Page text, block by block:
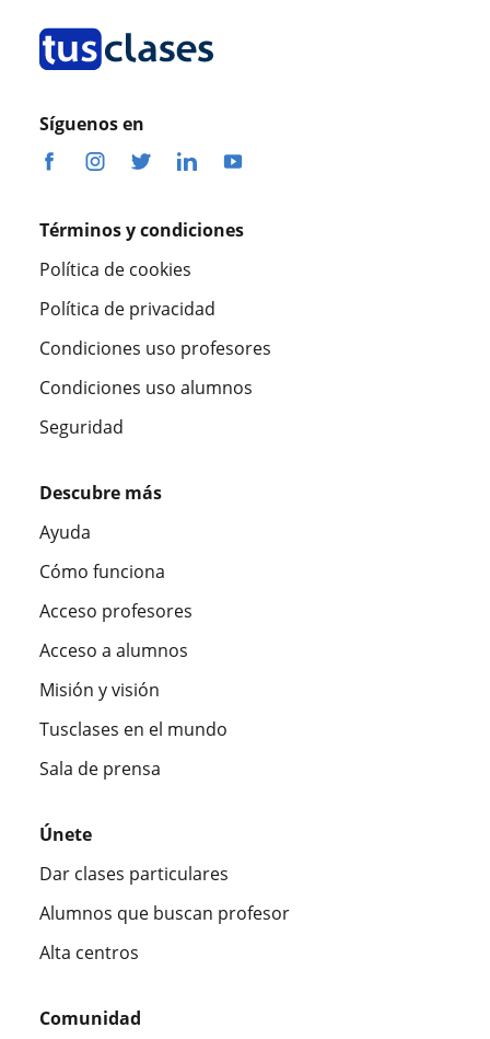
Síguenos en
Términos y condiciones
Política de cookies
Política de privacidad
Condiciones uso profesores
Condiciones uso alumnos
Seguridad
Descubre más
Ayuda
Cómo funciona
Acceso profesores
Acceso a alumnos
Misión y visión
Tusclases en el mundo
Sala de prensa
Únete
Dar clases particulares
Alumnos que buscan profesor
Alta centros
Comunidad